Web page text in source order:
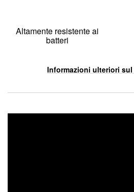
Altamente resistente ai
batteri
Informazioni ulteriori sul